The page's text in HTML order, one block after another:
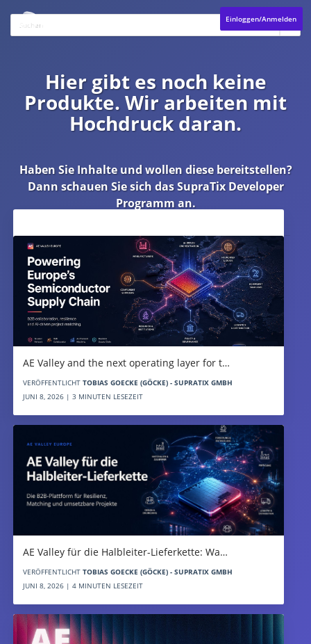
Einloggen/Anmelden
Hier gibt es noch keine
Produkte. Wir arbeiten mit
Hochdruck daran.
Haben Sie Inhalte und wollen diese bereitstellen?
Dann schauen Sie sich dasSupraTix Developer
Programman.
AE Valley and the next operating layer for t…
VERÖFFENTLICHT TOBIAS GOECKE (GÖCKE) - SUPRATIX GMBH
JUNI 8, 2026 | 3 MINUTEN LESEZEIT
AE Valley für die Halbleiter-Lieferkette: Wa…
VERÖFFENTLICHT TOBIAS GOECKE (GÖCKE) - SUPRATIX GMBH
JUNI 8, 2026 | 4 MINUTEN LESEZEIT